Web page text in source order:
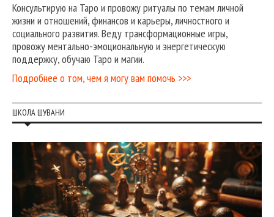
Консультирую на Таро и провожу ритуалы по темам личной
жизни и отношений, финансов и карьеры, личностного и
социального развития. Веду трансформационные игры,
провожу ментально-эмоциональную и энергетическую
поддержку, обучаю Таро и магии.
Подробнее о том, чем я могу вам помочь >>>
ШКОЛА ШУВАНИ